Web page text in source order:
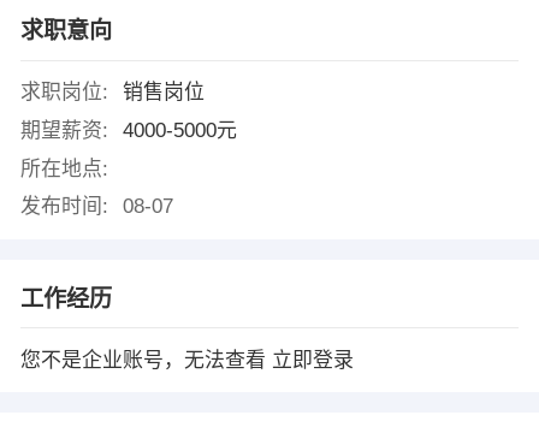
求职意向
求职岗位:
销售岗位
期望薪资:
4000-5000元
所在地点:
发布时间:
08-07
工作经历
您不是企业账号，无法查看 立即登录